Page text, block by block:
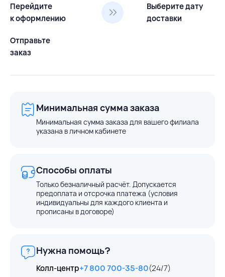
Перейдите
к оформлению
Выберите дату
доставки
Отправьте
заказ
Минимальная сумма заказа
Минимальная сумма заказа для вашего филиала
указана в личном кабинете
Способы оплаты
Только безналичный расчёт. Допускается
предоплата и отсрочка платежа (условия
индивидуальны для каждого клиента и
прописаны в договоре)
Нужна помощь?
Колл-центр+7 800 700-35-80(24/7)